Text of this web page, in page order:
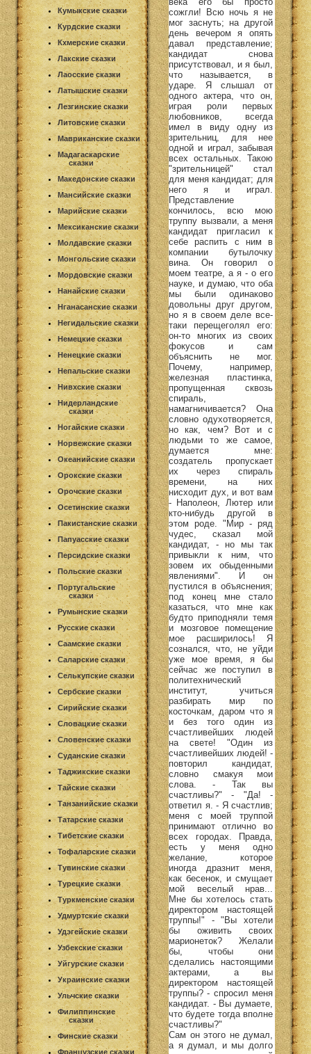
Кумыкские сказки
Курдские сказки
Кхмерские сказки
Лакские сказки
Лаосские сказки
Латышские сказки
Лезгинские сказки
Литовские сказки
Мавриканские сказки
Мадагаскарские
сказки
Македонские сказки
Мансийские сказки
Марийские сказки
Мексиканские сказки
Молдавские сказки
Монгольские сказки
Мордовские сказки
Нанайские сказки
Нганасанские сказки
Негидальские сказки
Немецкие сказки
Ненецкие сказки
Непальские сказки
Нивхские сказки
Нидерландские
сказки
Ногайские сказки
Норвежские сказки
Океанийские сказки
Орокские сказки
Орочские сказки
Осетинские сказки
Пакистанские сказки
Папуасские сказки
Персидские сказки
Польские сказки
Португальские
сказки
Румынские сказки
Русские сказки
Саамские сказки
Саларские сказки
Селькупские сказки
Сербские сказки
Сирийские сказки
Словацкие сказки
Словенские сказки
Суданские сказки
Таджикские сказки
Тайские сказки
Танзанийские сказки
Татарские сказки
Тибетские сказки
Тофаларские сказки
Тувинские сказки
Турецкие сказки
Туркменские сказки
Удмуртские сказки
Удэгейские сказки
Узбекские сказки
Уйгурские сказки
Украинские сказки
Ульчские сказки
Филиппинские
сказки
Финские сказки
Французские сказки
сожгли! Всю ночь я не
мог заснуть; на другой
день вечером я опять
давал представление;
кандидат снова
присутствовал, и я был,
что называется, в
ударе. Я слышал от
одного актера, что он,
играя роли первых
любовников, всегда
имел в виду одну из
зрительниц, для нее
одной и играл, забывая
всех остальных. Такою
"зрительницей" стал
для меня кандидат; для
него я и играл.
Представление
кончилось, всю мою
труппу вызвали, а меня
кандидат пригласил к
себе распить с ним в
компании бутылочку
вина. Он говорил о
моем театре, а я - о его
науке, и думаю, что оба
мы были одинаково
довольны друг другом,
но я в своем деле все-
таки перещеголял его:
он-то многих из своих
фокусов и сам
объяснить не мог.
Почему, например,
железная пластинка,
пропущенная сквозь
спираль,
намагничивается? Она
словно одухотворяется,
но как, чем? Вот и с
людьми то же самое,
думается мне:
создатель пропускает
их через спираль
времени, на них
нисходит дух, и вот вам
- Наполеон, Лютер или
кто-нибудь другой в
этом роде. "Мир - ряд
чудес, сказал мой
кандидат, - но мы так
привыкли к ним, что
зовем их обыденными
явлениями". И он
пустился в объяснения;
под конец мне стало
казаться, что мне как
будто приподняли темя
и мозговое помещение
мое расширилось! Я
сознался, что, не уйди
уже мое время, я бы
сейчас же поступил в
политехнический
институт, учиться
разбирать мир по
косточкам, даром что я
и без того один из
счастливейших людей
на свете! "Один из
счастливейших людей! -
повторил кандидат,
словно смакуя мои
слова. - Так вы
счастливы?" - "Да! -
ответил я. - Я счастлив;
меня с моей труппой
принимают отлично во
всех городах. Правда,
есть у меня одно
желание, которое
иногда дразнит меня,
как бесенок, и смущает
мой веселый нрав...
Мне бы хотелось стать
директором настоящей
труппы!" - "Вы хотели
бы оживить своих
марионеток? Желали
бы, чтобы они
сделались настоящими
актерами, а вы
директором настоящей
труппы? - спросил меня
кандидат. - Вы думаете,
что будете тогда вполне
счастливы?"
Сам он этого не думал,
а я думал, и мы долго